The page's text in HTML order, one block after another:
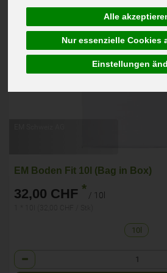
Alle
Nur essenzielle Cookies
Einstellungen
EM Boden Fit 10l (Bag in Box)
32,00 CHF * / 10l
10l
Anzahl